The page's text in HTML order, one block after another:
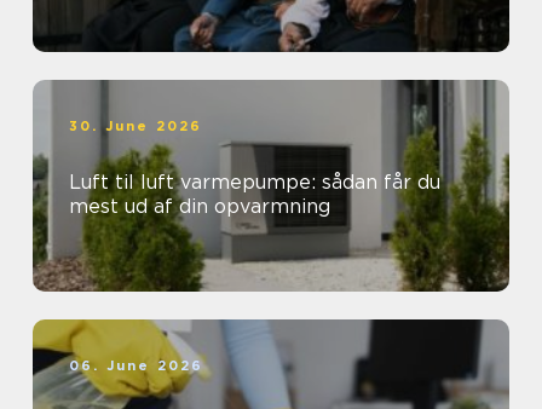
30. June 2026
Luft til luft varmepumpe: sådan får du
mest ud af din opvarmning
06. June 2026